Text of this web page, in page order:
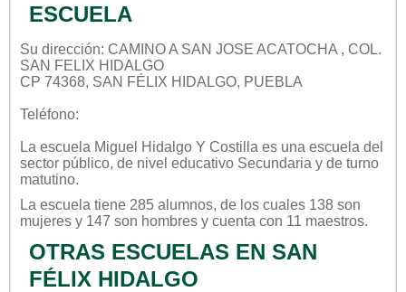
ESCUELA
Su dirección: CAMINO A SAN JOSE ACATOCHA , COL.
SAN FELIX HIDALGO
CP 74368, SAN FÉLIX HIDALGO, PUEBLA
Teléfono:
La escuela Miguel Hidalgo Y Costilla es una escuela del
sector público, de nivel educativo Secundaria y de turno
matutino.
La escuela tiene 285 alumnos, de los cuales 138 son
mujeres y 147 son hombres y cuenta con 11 maestros.
OTRAS ESCUELAS EN SAN
FÉLIX HIDALGO